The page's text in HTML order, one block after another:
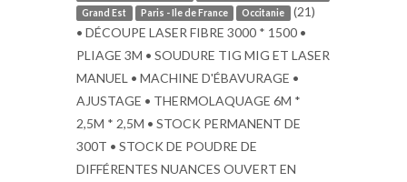
Grand Est
Paris - Ile de France Occitanie (21)
• DÉCOUPE LASER FIBRE 3000 * 1500 •
PLIAGE 3M • SOUDURE TIG MIG ET LASER
MANUEL • MACHINE D'ÉBAVURAGE •
AJUSTAGE • THERMOLAQUAGE 6M *
2,5M * 2,5M • STOCK PERMANENT DE
300T • STOCK DE POUDRE DE
DIFFÉRENTES NUANCES OUVERT EN